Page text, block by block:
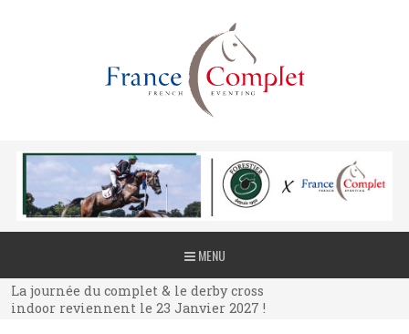
MENU
La journée du complet & le derby cross
indoor reviennent le 23 Janvier 2027 !
La journée du complet & le derby cross
indoor reviennent le 23 Janvier 2027 !